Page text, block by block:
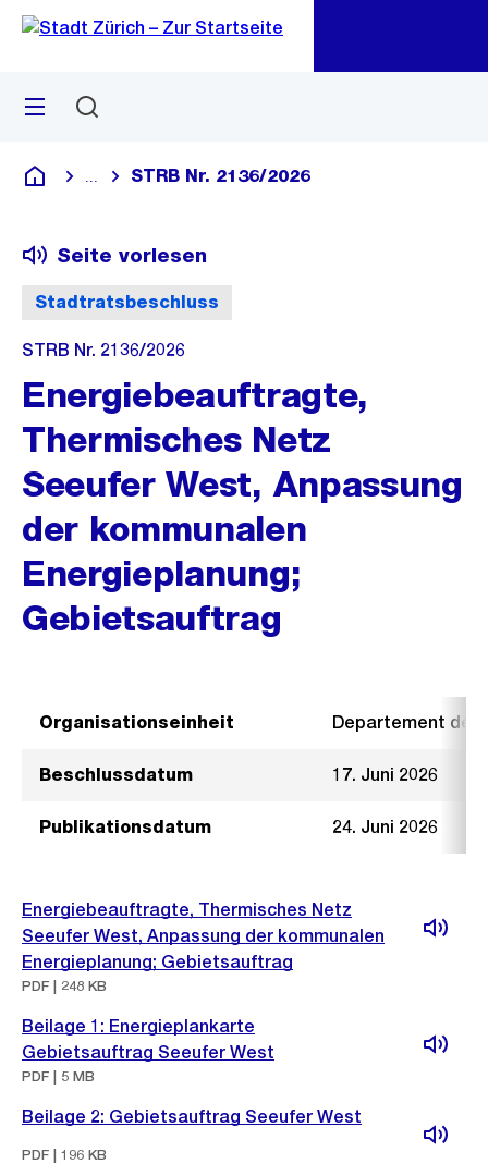
Navigation
Sprunglink
Menü
Deutsch
Blende alle Breadcrumbs ein
STRB Nr. 2136/2026
Stadtratsbeschluss
Seite vorlesen
STRB Nr. 2136/2026
Energiebeauftragte,
Thermisches Netz
Seeufer West, Anpassung
der kommunalen
Energieplanung;
Gebietsauftrag
Organisationseinheit Departement der
Beschlussdatum 17. Juni 2026
Publikationsdatum 24. Juni 2026
Energiebeauftragte, Thermisches Netz
Seeufer West, Anpassung der kommunalen
Energieplanung; Gebietsauftrag
PDF | 248 KB
Beilage 1: Energieplankarte
Gebietsauftrag Seeufer West
PDF | 5 MB
Beilage 2: Gebietsauftrag Seeufer West
PDF | 196 KB